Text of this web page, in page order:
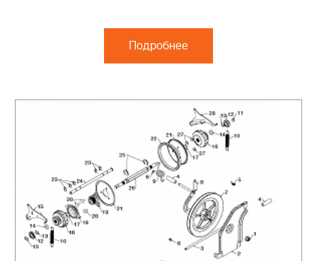
Подробнее